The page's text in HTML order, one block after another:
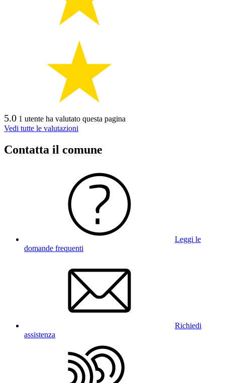
5.0 1 utente ha valutato questa pagina
Vedi tutte le valutazioni
Contatta il comune
Leggi le
domande frequenti
Richiedi
assistenza